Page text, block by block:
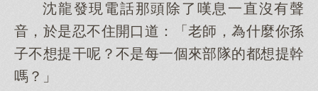
沈龍發現電話那頭除了嘆息一直沒有聲
音，於是忍不住開口道：「老師，為什麼你孫
子不想提干呢？不是每一個來部隊的都想提幹
嗎？」